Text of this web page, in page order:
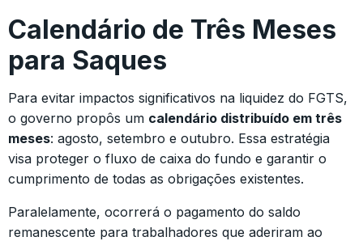
Calendário de Três Meses
para Saques
Para evitar impactos significativos na liquidez do FGTS,
o governo propôs um calendário distribuído em três
meses: agosto, setembro e outubro. Essa estratégia
visa proteger o fluxo de caixa do fundo e garantir o
cumprimento de todas as obrigações existentes.
Paralelamente, ocorrerá o pagamento do saldo
remanescente para trabalhadores que aderiram ao